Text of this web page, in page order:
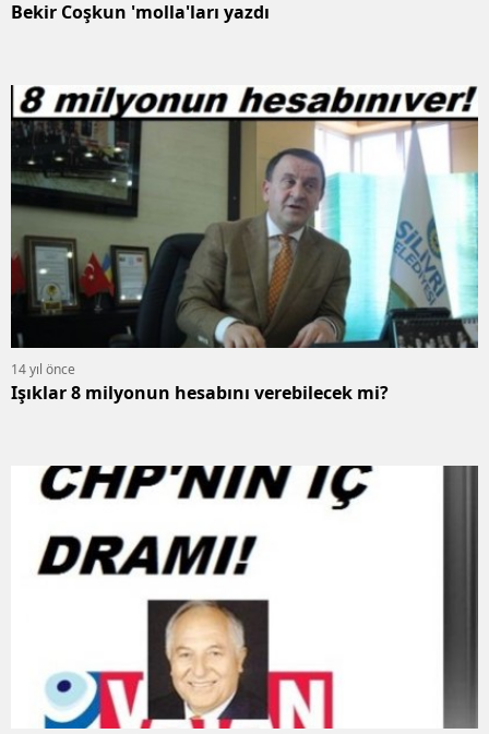
Bekir Coşkun 'molla'ları yazdı
14 yıl önce
Işıklar 8 milyonun hesabını verebilecek mi?